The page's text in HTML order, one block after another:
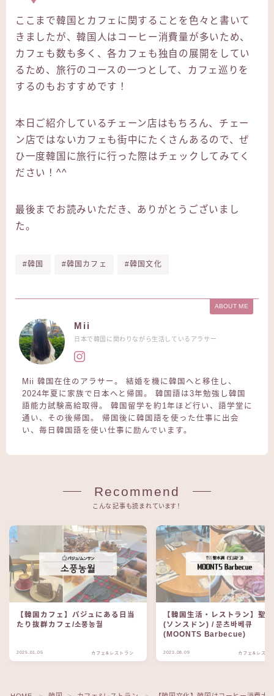
ここまで韓国とカフェに関することを色々と書いて
きましたが、韓国人はコーヒー消費量が多いため、
カフェも数も多く、各カフェも独自の展開をしてい
るため、旅行のコースの一つとして、カフェ巡りを
するのもおすすめです！
本日ご紹介しているチェーン店はもちろん、チェー
ン店ではないカフェも街中にたくさんあるので、ぜ
ひ一度韓国に旅行に行った際はチェックしてみてく
ださい！^^
最後までお読みいただき、ありがとうございまし
た。
#韓国 #韓国カフェ #韓国文化
ABOUT ME
Mii
日本で韓国に関わりながら生活しているアラサー
Mii 韓国在住のアラサー。 結婚を機に韓国へと移住し、
2024年夏に家族で日本へと帰国。 韓国語は3年勉強し韓国
語能力試験高給取得。 韓国留学を約1年ほど行い、語学堂に
通い、その後帰国。 帰国後に韓国語を使った仕事に出会
い、毎日韓国語を使い仕事に励んでいます。
Recommend
こんな記事も読まれています！
【韓国カフェ】パジュにある日当
たり抜群カフェ/소풍농월
2025.01.05 カフェ&レストラン
【韓国生活・レストラン】聖
(ソンスドン) / 문츠바베큐
(MOONTS Barbecue)
2023.08.09 カフェ&レスト